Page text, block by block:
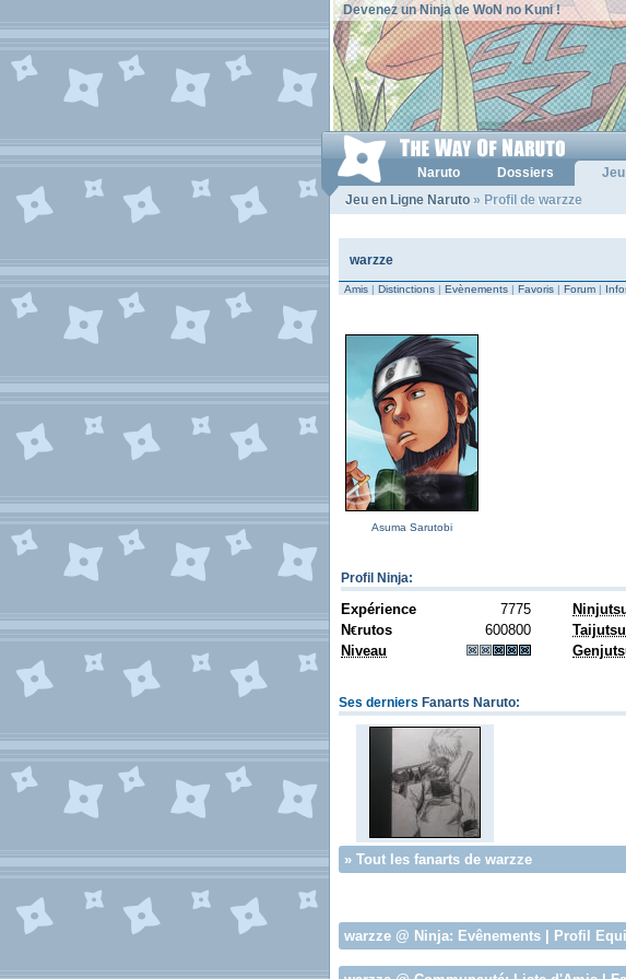
Devenez un Ninja de WoN no Kuni !
Naruto Dossiers
Jeu en Ligne Naruto » Profil de warzze
warzze
Amis | Distinctions | Evènements | Favoris | Forum |
Asuma Sarutobi
Profil Ninja:
Expérience 7775
N€rutos 600800
Taijutsu
Niveau
Ses derniers Fanarts Naruto:
» Tout les fanarts de warzze
warzze @ Ninja: Evênements Profil